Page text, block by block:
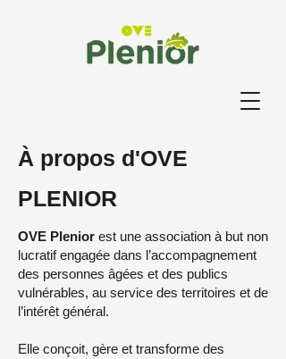
À propos d'OVE
PLENIOR
OVE Plenior est une association à but non
lucratif engagée dans l’accompagnement
des personnes âgées et des publics
vulnérables, au service des territoires et de
l’intérêt général.
Elle conçoit, gère et transforme des